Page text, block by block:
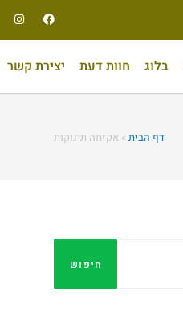
בלוג חוות דעת יצירת קשר
דף הבית» אקזמה תינוקות
חיפוש